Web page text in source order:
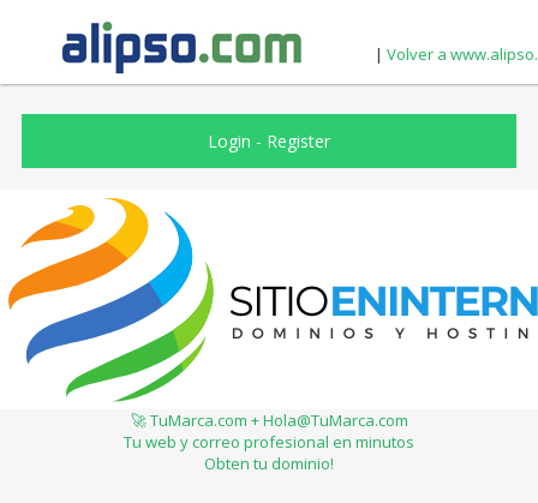
| Volver a
Login - Register
🚀 TuMarca.com + Hola@TuMarca.com
Tu web y correo profesional en minutos
Obten tu dominio!